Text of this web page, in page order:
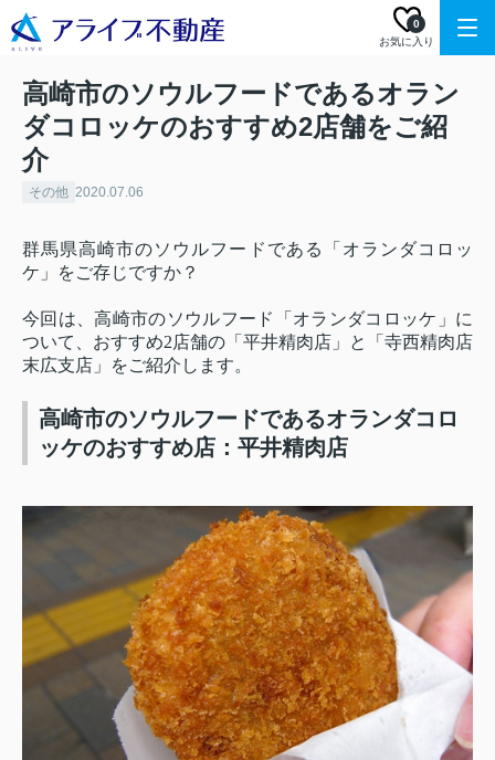
お気に入り
0
高崎市のソウルフードであるオラン
ダコロッケのおすすめ2店舗をご紹
介
その他 2020.07.06
群馬県高崎市のソウルフードである「オランダコロッ
ケ」をご存じですか？
今回は、高崎市のソウルフード「オランダコロッケ」に
ついて、おすすめ2店舗の「平井精肉店」と「寺西精肉店
末広支店」をご紹介します。
高崎市のソウルフードであるオランダコロ
ッケのおすすめ店：平井精肉店